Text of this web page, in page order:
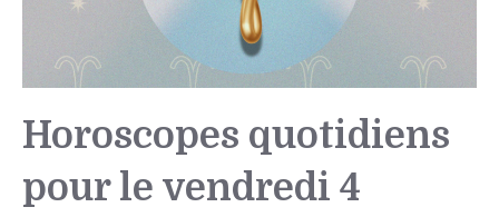
Horoscopes quotidiens
pour le vendredi 4